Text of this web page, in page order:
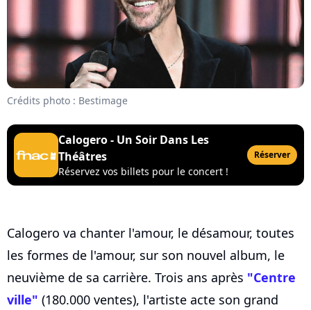
Crédits photo : Bestimage
Calogero - Un Soir Dans Les
Théâtres
Réservez vos billets pour le concert !
Réserver
Calogero va chanter l'amour, le désamour, toutes
les formes de l'amour, sur son nouvel album, le
neuvième de sa carrière. Trois ans après "Centre
ville" (180.000 ventes), l'artiste acte son grand